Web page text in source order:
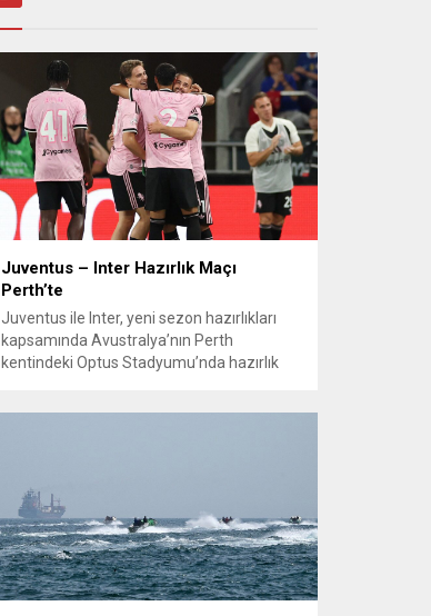
Juventus – Inter Hazırlık Maçı
Perth’te
Juventus ile Inter, yeni sezon hazırlıkları
kapsamında Avustralya’nın Perth
kentindeki Optus Stadyumu’nda hazırlık
Türk futbolcu sahada yer aldı: Juventus’ta
Kenan Yıldız ilk 11’de görev alırken,...